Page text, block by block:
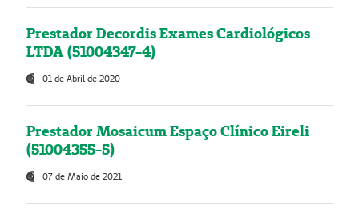
Prestador Decordis Exames Cardiológicos
LTDA (51004347-4)
01 de Abril de 2020
Prestador Mosaicum Espaço Clínico Eireli
(51004355-5)
07 de Maio de 2021